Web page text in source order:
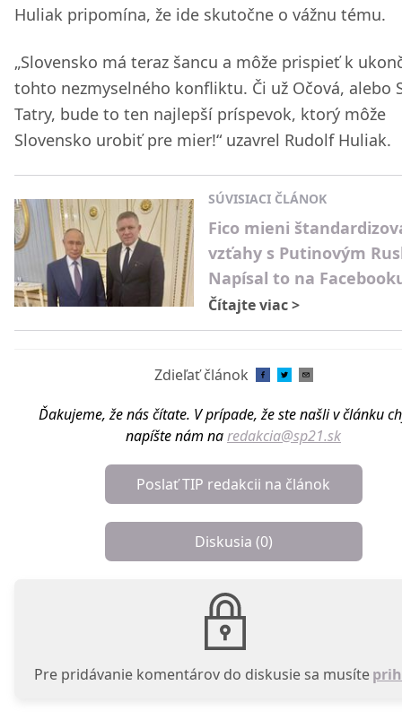
Huliak pripomína, že ide skutočne o vážnu tému.
„Slovensko má teraz šancu a môže prispieť k
tohto nezmyselného konfliktu. Či už Očová, alebo
Tatry, bude to ten najlepší príspevok, ktorý môže
Slovensko urobiť pre mier!“ uzavrel Rudolf Huliak.
SÚVISIACI ČLÁNOK
Fico mieni
vzťahy s Putinovým
Napísal to na
Čítajte viac>
Zdieľať článok
Ďakujeme, že nás čítate. V prípade, že ste našli v článku
napíšte nám naredakcia@sp21.sk
Poslať TIP redakcii na článok
Diskusia (0)
Pre pridávanie komentárov do diskusie sa musíte